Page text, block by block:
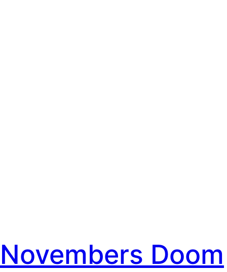
Novembers Doom